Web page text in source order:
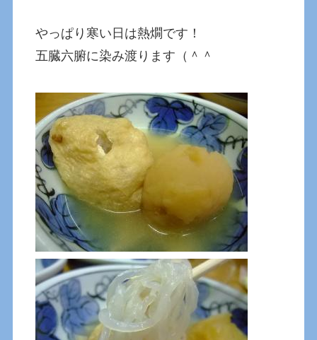
やっぱり寒い日は熱燗です！
五臓六腑に染み渡ります（＾＾